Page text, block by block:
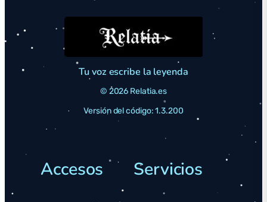
Tu voz escribe la leyenda
© 2026 Relatia.es
Versión del código: 1.3.200
Accesos Servicios